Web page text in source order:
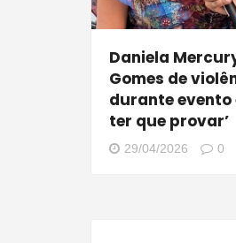
Daniela
Gomes de
durante evento
ter que provar’
29/04/2026 0